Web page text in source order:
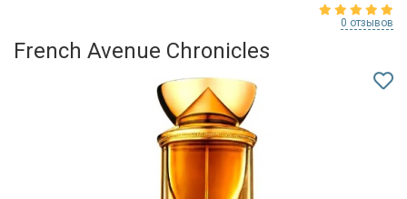
0 отзывов
French Avenue Chronicles